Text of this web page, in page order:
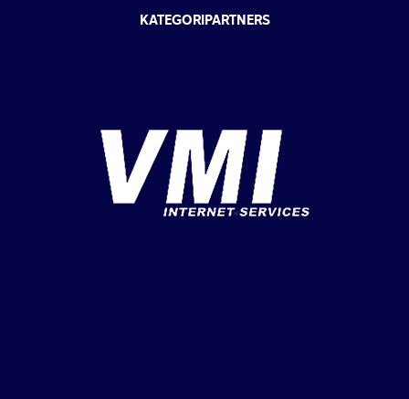
KATEGORIPARTNERS